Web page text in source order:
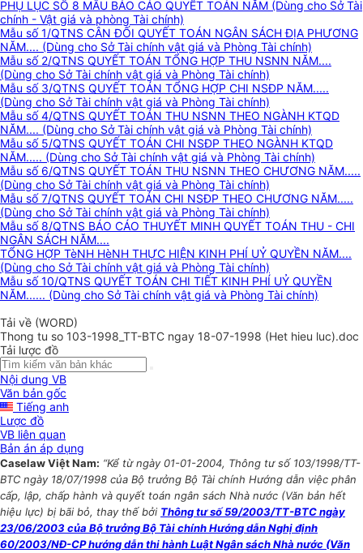
PHỤ LỤC SỐ 8 MẪU BÁO CÁO QUYẾT TOÁN NĂM (Dùng cho Sở Tài
chính - Vật giá và phòng Tài chính)
Mẫu số 1/QTNS CÂN ĐỐI QUYẾT TOÁN NGÂN SÁCH ĐỊA PHƯƠNG
NĂM.... (Dùng cho Sở Tài chính vật giá và Phòng Tài chính)
Mẫu số 2/QTNS QUYẾT TOÁN TỔNG HỢP THU NSNN NĂM....
(Dùng cho Sở Tài chính vật giá và Phòng Tài chính)
Mẫu số 3/QTNS QUYẾT TOÁN TỔNG HỢP CHI NSĐP NĂM.....
(Dùng cho Sở Tài chính vật giá và Phòng Tài chính)
Mẫu số 4/QTNS QUYẾT TOÁN THU NSNN THEO NGÀNH KTQD
NĂM.... (Dùng cho Sở Tài chính vật giá và Phòng Tài chính)
Mẫu số 5/QTNS QUYẾT TOÁN CHI NSĐP THEO NGÀNH KTQD
NĂM..... (Dùng cho Sở Tài chính vật giá và Phòng Tài chính)
Mẫu số 6/QTNS QUYẾT TOÁN THU NSNN THEO CHƯƠNG NĂM.....
(Dùng cho Sở Tài chính vật giá và Phòng Tài chính)
Mẫu số 7/QTNS QUYẾT TOÁN CHI NSĐP THEO CHƯƠNG NĂM.....
(Dùng cho Sở Tài chính vật giá và Phòng Tài chính)
Mẫu số 8/QTNS BÁO CÁO THUYẾT MINH QUYẾT TOÁN THU - CHI
NGÂN SÁCH NĂM....
TỔNG HỢP TèNH HèNH THỰC HIỆN KINH PHÍ UỶ QUYỀN NĂM....
(Dùng cho Sở Tài chính vật giá và Phòng Tài chính)
Mẫu số 10/QTNS QUYẾT TOÁN CHI TIẾT KINH PHÍ UỶ QUYỀN
NĂM...... (Dùng cho Sở Tài chính vật giá và Phòng Tài chính)
Tải về (WORD)
Thong tu so 103-1998_TT-BTC ngay 18-07-1998 (Het hieu luc).doc
Tải lược đồ
Nội dung VB
Văn bản gốc
Tiếng anh
Lược đồ
VB liên quan
Bản án áp dụng
Caselaw Việt Nam: “Kể từ ngày 01-01-2004, Thông tư số 103/1998/TT-
BTC ngày 18/07/1998 của Bộ trưởng Bộ Tài chính Hướng dẫn việc phân
cấp, lập, chấp hành và quyết toán ngân sách Nhà nước (Văn bản hết
hiệu lực) bị bãi bỏ, thay thế bởi Thông tư số 59/2003/TT-BTC ngày
23/06/2003 của Bộ trưởng Bộ Tài chính Hướng dẫn Nghị định
60/2003/NĐ-CP hướng dẫn thi hành Luật Ngân sách Nhà nước (Văn